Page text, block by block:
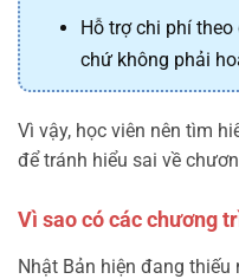
Hỗ trợ chi phí
chứ không phải
Vì vậy, học viên nên tìm
để tránh hiểu sai về
Vì sao có các chương
Nhật Bản hiện đang